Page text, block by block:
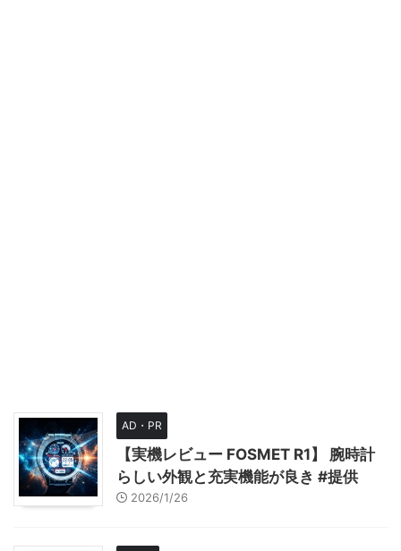
AD・PR
【実機レビュー FOSMET R1】 腕時計
らしい外観と充実機能が良き #提供
2026/1/26